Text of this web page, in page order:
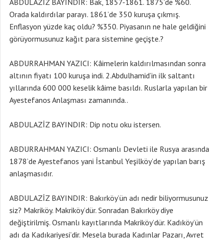
ABDULAZİZ BAYINDIR: Bak, 1857-1861. 1875’de %60.
Orada kaldırdılar parayı. 1861’de 350 kuruşa çıkmış.
Enflasyon yüzde kaç oldu? %350. Piyasanın ne hale geldiğini
görüyormusunuz kağıt para sistemine geçişte.?
ABDURRAHMAN YAZICI: Kâimelerin kaldırılmasından sonra
altının fiyatı 100 kuruşa indi. 2.Abdulhamid’in ilk saltantı
yıllarında 600 000 keselik kâime basıldı. Ruslarla yapılan bir
Ayestefanos Anlaşması zamanında..
ABDULAZİZ BAYINDIR: Dip notu oku istersen.
ABDURRAHMAN YAZICI: Osmanlı Devleti ile Rusya arasında
1878’de Ayestefanos yani İstanbul Yeşilköy’de yapılan barış
anlaşmasıdır.
ABDULAZİZ BAYINDIR: Bakırköy’ün adı nedir biliyormusunuz
siz? Makriköy. Makriköy’dür. Sonradan Bakırköy diye
değiştirilmiş. Osmanlı kayıtlarında Makriköy’dür. Kadıköy’ün
adı da Kadıkariyesi’dir. Mesela burada Kadınlar Pazarı, Avret